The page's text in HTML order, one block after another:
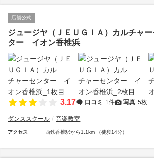
店舗公式
ジュージヤ（ＪＥＵＧＩＡ）カルチャ
ター イオン香椎浜
3.17 口コミ 1件 写真 5枚
ダンススクール 音楽教室
アクセス 西鉄香椎駅から1.1km （徒歩14分）